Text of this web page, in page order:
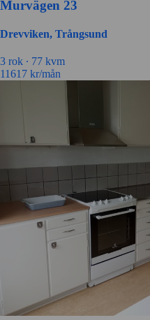
Murvägen 23
Drevviken, Trångsund
3 rok ∙ 77 kvm
11617 kr/mån